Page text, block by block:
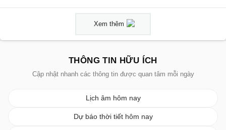
Xem thêm
THÔNG TIN HỮU ÍCH
Cập nhật nhanh các thông tin được quan tâm mỗi ngày
Lịch âm hôm nay
Dự báo thời tiết hôm nay